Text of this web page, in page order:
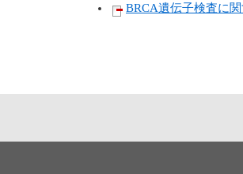
BRCA遺伝子検査に